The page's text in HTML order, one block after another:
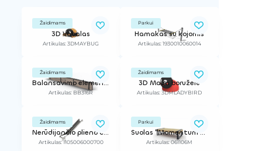
Žaidimams
3D Vabalas
Artikulas: 3DMAYBUG
Parkui
Hamakas su kojomis
Artikulas: 1930010060014
Žaidimams
Balansavimo elementas, 3,16 m / Ant liejamos dangos ar dirbtinės žolės
Artikulas: BB316R
Žaidimams
3D Maža boruželė
Artikulas: 3DMLADYBIRD
Žaidimams
Nerūdijančio plieno čiuožykla, h-0,6 - 0,7 m
Artikulas: 1105006000700
Parkui
Suolas "Momentum Divan"
Artikulas: 061106M